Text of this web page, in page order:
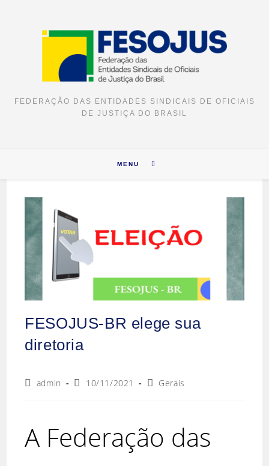
FEDERAÇÃO DAS ENTIDADES SINDICAIS DE OFICIAIS
DE JUSTIÇA DO BRASIL
MENU
FESOJUS-BR elege sua
diretoria
admin 10/11/2021 Gerais
A Federação das